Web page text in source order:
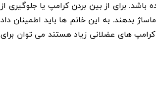
برای از بین بردن کرامپ یا جلوگیری از
بدهند. به این خانم ها باید اطمینان داد
های عضلانی زیاد هستند می توان برای